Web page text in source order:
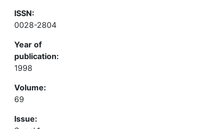
ISSN:
0028-2804
Year of
publication:
1998
Volume:
69
Issue: